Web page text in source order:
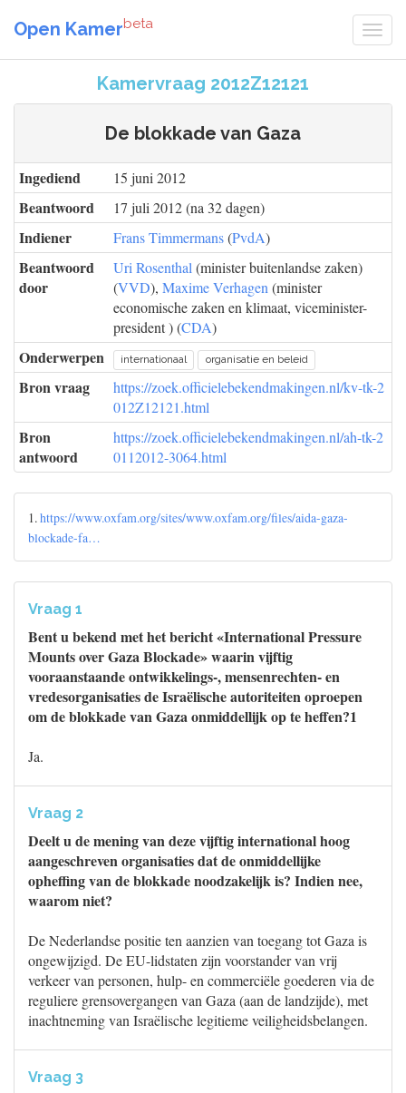
Open Kamerbeta
Kamervraag 2012Z12121
De blokkade van Gaza
Ingediend 15 juni 2012
Beantwoord 17 juli 2012 (na 32 dagen)
Indiener Frans Timmermans(PvdA)
Beantwoord
door
Uri Rosenthal (minister buitenlandse zaken)
(VVD), Maxime Verhagen (minister
economische zaken en klimaat, viceminister-
president ) (CDA)
Onderwerpen internationaal organisatie en beleid
Bron vraag
https://zoek.officielebekendmakingen.nl/kv-tk-2
012Z12121.html
Bron
antwoord
https://zoek.officielebekendmakingen.nl/ah-tk-2
0112012-3064.html
1.https://www.oxfam.org/sites/www.oxfam.org/files/aida-gaza-
blockade-fa…
Vraag 1
Bent u bekend met het bericht «International Pressure
Mounts over Gaza Blockade» waarin vijftig
vooraanstaande ontwikkelings-, mensenrechten- en
vredesorganisaties de Israëlische autoriteiten oproepen
om de blokkade van Gaza onmiddellijk op te heffen?1
Ja.
Vraag 2
Deelt u de mening van deze vijftig international hoog
aangeschreven organisaties dat de onmiddellijke
opheffing van de blokkade noodzakelijk is? Indien nee,
waarom niet?
De Nederlandse positie ten aanzien van toegang tot Gaza is
ongewijzigd. De EU-lidstaten zijn voorstander van vrij
verkeer van personen, hulp- en commerciële goederen via de
reguliere grensovergangen van Gaza (aan de landzijde), met
inachtneming van Israëlische legitieme veiligheidsbelangen.
Vraag 3